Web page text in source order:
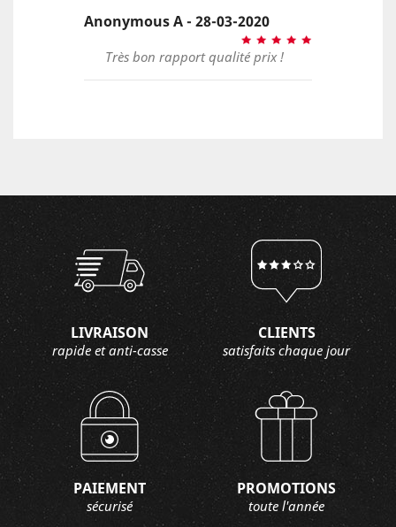
Anonymous A - 28-03-2020
Très bon rapport qualité prix !
LIVRAISON
rapide et anti-casse
CLIENTS
satisfaits chaque jour
PAIEMENT
sécurisé
PROMOTIONS
toute l'année